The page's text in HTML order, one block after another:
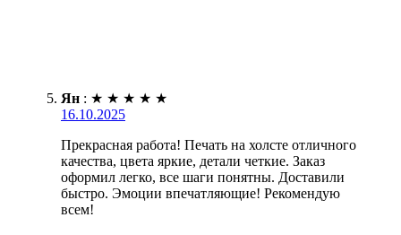
Ян : ★ ★ ★ ★ ★
16.10.2025
Прекрасная работа! Печать на холсте отличного
качества, цвета яркие, детали четкие. Заказ
оформил легко, все шаги понятны. Доставили
быстро. Эмоции впечатляющие! Рекомендую
всем!